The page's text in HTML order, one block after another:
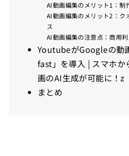
AI動画編集のメリット1：制
AI動画編集のメリット2：ク
ス
AI動画編集の注意点：商用
YoutubeがGoogleの動
fast」を導入 | スマホか
画のAI生成が可能に！z
まとめ